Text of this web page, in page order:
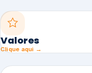
Valores
Clique aqui →